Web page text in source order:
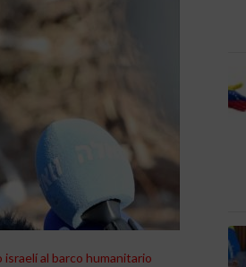
al barco humanitario